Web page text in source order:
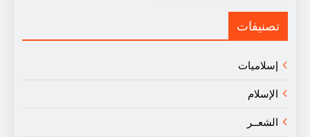
النقد
تصنيفات
إسلاميات
الإسلام
الشعــر